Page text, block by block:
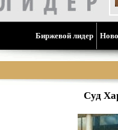
Биржевой лидер
Суд